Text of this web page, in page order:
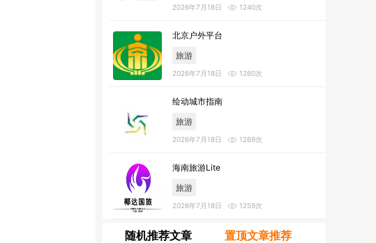
2026年7月18日 1240次
北京户外平台
旅游
2026年7月18日 1260次
绘动城市指南
旅游
2026年7月18日 1269次
海南旅游Lite
旅游
2026年7月18日 1259次
随机推荐文章 置顶文章推荐